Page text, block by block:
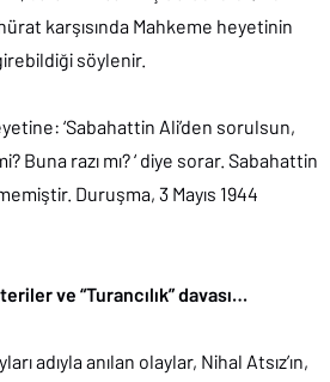
karşısında Mahkeme heyetinin
söylenir.
‘Sabahattin Ali’den sorulsun,
Buna razı mı? ‘ diye sorar. Sabahattin
Duruşma, 3 Mayıs 1944
ve “Turancılık” davası…
adıyla anılan olaylar, Nihal Atsız’ın,